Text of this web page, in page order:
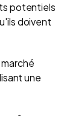
potentiels
doivent
une